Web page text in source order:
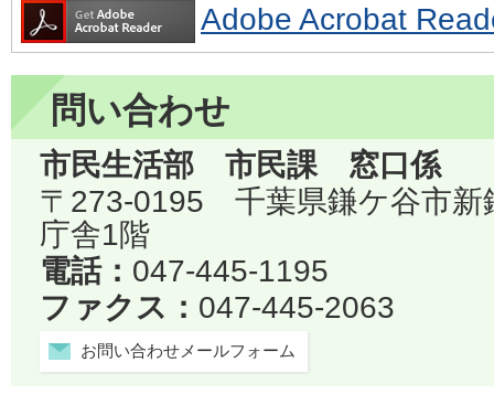
Adobe Acrobat
問い合わせ
市民生活部 市民課 窓口係
〒273-0195 千葉県鎌ケ谷市
庁舎1階
電話： 047-445-1195
ファクス： 047-445-2063
お問い合わせメールフォーム